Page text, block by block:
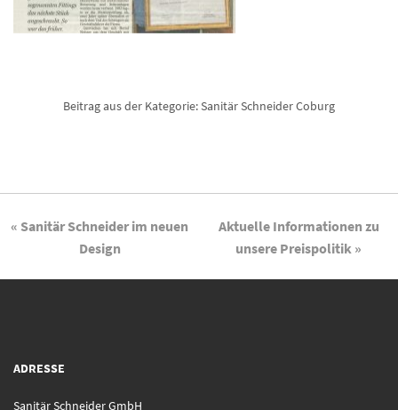
Beitrag aus der Kategorie:Sanitär Schneider Coburg
Aktuelle Informationen zu
unsere Preispolitik »
« Sanitär Schneider im neuen
Design
ADRESSE
Sanitär Schneider GmbH